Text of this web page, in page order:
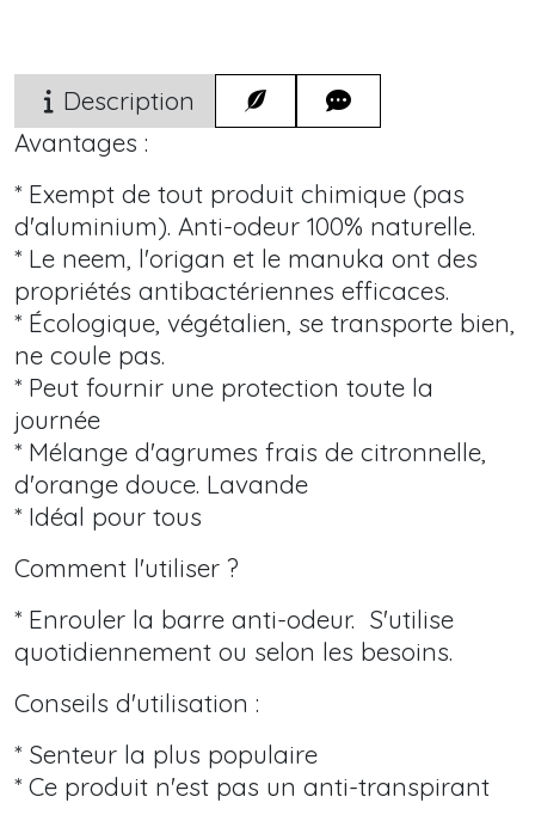
Description
Avantages :
* Exempt de tout produit chimique (pas
d'aluminium). Anti-odeur 100% naturelle.
* Le neem, l'origan et le manuka ont des
propriétés antibactériennes efficaces.
* Écologique, végétalien, se transporte bien,
ne coule pas.
* Peut fournir une protection toute la
journée
* Mélange d'agrumes frais de citronnelle,
d'orange douce. Lavande
* Idéal pour tous
Comment l'utiliser ?
* Enrouler la barre anti-odeur. S'utilise
quotidiennement ou selon les besoins.
Conseils d'utilisation :
* Senteur la plus populaire
* Ce produit n'est pas un anti-transpirant